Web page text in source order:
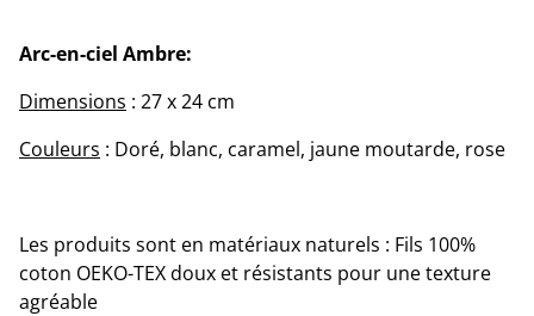
Arc-en-ciel Ambre:
Dimensions : 27 x 24 cm
Couleurs : Doré, blanc, caramel, jaune moutarde, rose
Les produits sont en matériaux naturels : Fils 100%
coton OEKO-TEX doux et résistants pour une texture
agréable